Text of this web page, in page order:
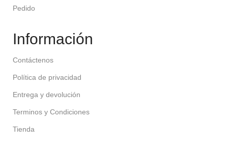
Pedido
Información
Contáctenos
Política de privacidad
Entrega y devolución
Terminos y Condiciones
Tienda